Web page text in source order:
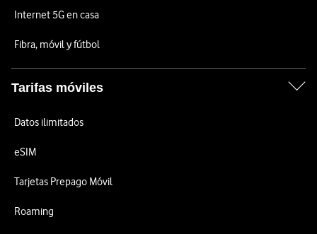
Internet 5G en casa
Fibra, móvil y fútbol
Tarifas móviles
Datos ilimitados
eSIM
Tarjetas Prepago Móvil
Roaming